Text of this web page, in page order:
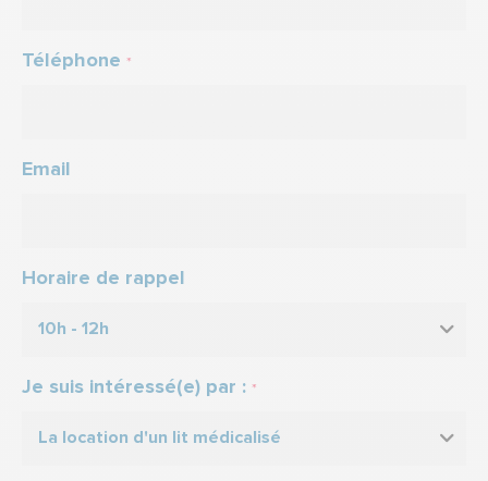
*
Téléphone
Email
Horaire de rappel
10h - 12h
*
Je suis intéressé(e) par :
La location d'un lit médicalisé